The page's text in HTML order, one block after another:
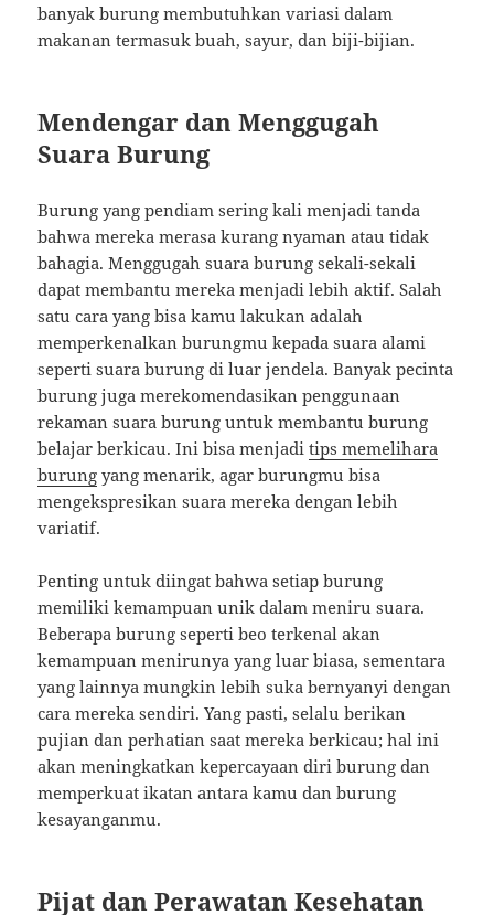
banyak burung membutuhkan variasi dalam
makanan termasuk buah, sayur, dan biji-bijian.
Mendengar dan Menggugah
Suara Burung
Burung yang pendiam sering kali menjadi tanda
bahwa mereka merasa kurang nyaman atau tidak
bahagia. Menggugah suara burung sekali-sekali
dapat membantu mereka menjadi lebih aktif. Salah
satu cara yang bisa kamu lakukan adalah
memperkenalkan burungmu kepada suara alami
seperti suara burung di luar jendela. Banyak pecinta
burung juga merekomendasikan penggunaan
rekaman suara burung untuk membantu burung
belajar berkicau. Ini bisa menjaditips memelihara
burung yang menarik, agar burungmu bisa
mengekspresikan suara mereka dengan lebih
variatif.
Penting untuk diingat bahwa setiap burung
memiliki kemampuan unik dalam meniru suara.
Beberapa burung seperti beo terkenal akan
kemampuan menirunya yang luar biasa, sementara
yang lainnya mungkin lebih suka bernyanyi dengan
cara mereka sendiri. Yang pasti, selalu berikan
pujian dan perhatian saat mereka berkicau; hal ini
akan meningkatkan kepercayaan diri burung dan
memperkuat ikatan antara kamu dan burung
kesayanganmu.
Pijat dan Perawatan Kesehatan